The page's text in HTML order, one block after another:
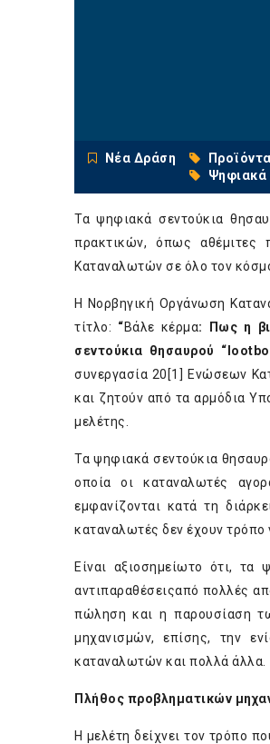
Νέα Δράση
Ψηφιακά
Τα ψηφιακά σεντούκια
πρακτικών, όπως αθέμιτες
Καταναλωτών σε όλο τον
Η Νορβηγική Οργάνωση
τίτλο: “Βάλε κέρμα: Πως η
σεντούκια θησαυρού “ loot
συνεργασία 20 [1] Ενώσεων
και ζητούν από τα αρμόδια
μελέτης.
Τα ψηφιακά σεντούκια
οποία οι καταναλωτές
εμφανίζονται κατά τη
καταναλωτές δεν έχουν τρόπο
Είναι αξιοσημείωτο ότι, τα
αντιπαραθέσειςαπό πολλές
πώληση και η παρουσίαση
μηχανισμών, επίσης, την
καταναλωτών και πολλά άλλα.
Π λήθος προβληματικών
Η μελέτη δείχνει τον τρόπο